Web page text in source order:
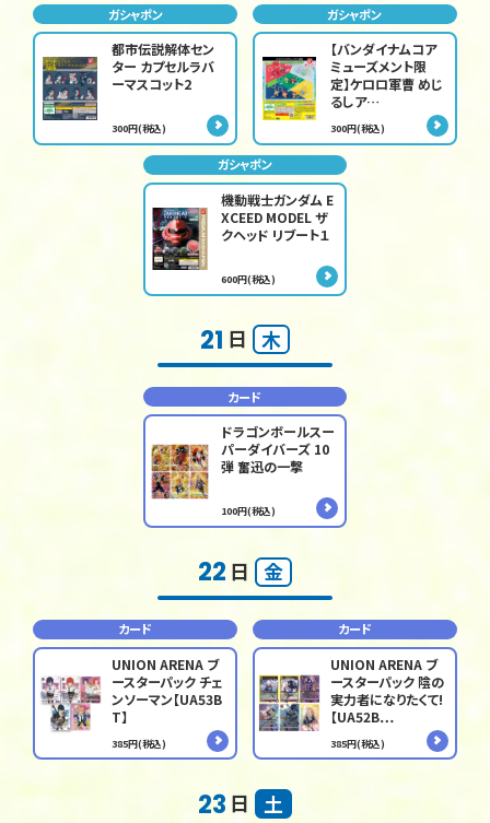
ガシャポン
都市伝説解体セン
ター カプセルラバ
ーマスコット2
300円(税込)
ガシャポン
【バンダイナムコア
ミューズメント限
定】ケロロ軍曹 めじ
るしア…
300円(税込)
ガシャポン
機動戦士ガンダム E
XCEED MODEL ザ
クヘッド リブート１
600円(税込)
21 日 木
カード
ドラゴンボールスー
パーダイバーズ 10
弾 奮迅の一撃
100円(税込)
22 日 金
カード
UNION ARENA ブ
ースターパック チェ
ンソーマン【UA53B
T】
385円(税込)
カード
UNION ARENA ブ
ースターパック 陰の
実力者になりたくて!
【UA52B…
385円(税込)
23 日 土